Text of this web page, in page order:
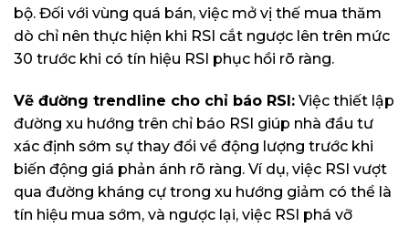
bộ. Đối với vùng quá bán, việc mở vị thế mua thăm
dò chỉ nên thực hiện khi RSI cắt ngược lên trên mức
30 trước khi có tín hiệu RSI phục hồi rõ ràng.
Vẽ đường trendline cho chỉ báo RSI: Việc thiết lập
đường xu hướng trên chỉ báo RSI giúp nhà đầu tư
xác định sớm sự thay đổi về động lượng trước khi
biến động giá phản ánh rõ ràng. Ví dụ, việc RSI vượt
qua đường kháng cự trong xu hướng giảm có thể là
tín hiệu mua sớm, và ngược lại, việc RSI phá vỡ